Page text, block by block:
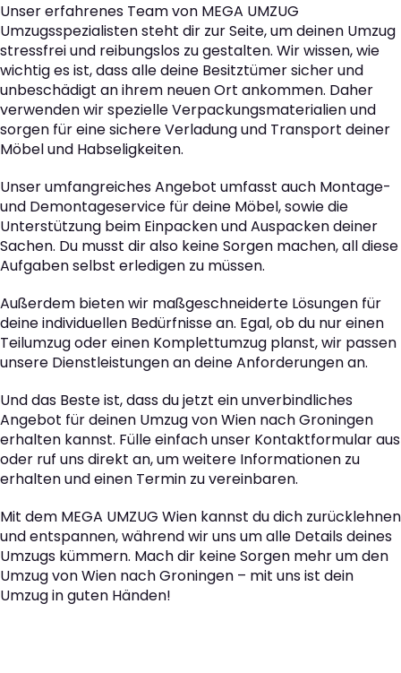
Unser erfahrenes Team von MEGA UMZUG
Umzugsspezialisten steht dir zur Seite, um deinen Umzug
stressfrei und reibungslos zu gestalten. Wir wissen, wie
wichtig es ist, dass alle deine Besitztümer sicher und
unbeschädigt an ihrem neuen Ort ankommen. Daher
verwenden wir spezielle Verpackungsmaterialien und
sorgen für eine sichere Verladung und Transport deiner
Möbel und Habseligkeiten.
Unser umfangreiches Angebot umfasst auch Montage-
und Demontageservice für deine Möbel, sowie die
Unterstützung beim Einpacken und Auspacken deiner
Sachen. Du musst dir also keine Sorgen machen, all diese
Aufgaben selbst erledigen zu müssen.
Außerdem bieten wir maßgeschneiderte Lösungen für
deine individuellen Bedürfnisse an. Egal, ob du nur einen
Teilumzug oder einen Komplettumzug planst, wir passen
unsere Dienstleistungen an deine Anforderungen an.
Und das Beste ist, dass du jetzt ein unverbindliches
Angebot für deinen Umzug von Wien nach Groningen
erhalten kannst. Fülle einfach unser Kontaktformular aus
oder ruf uns direkt an, um weitere Informationen zu
erhalten und einen Termin zu vereinbaren.
Mit dem MEGA UMZUG Wien kannst du dich zurücklehnen
und entspannen, während wir uns um alle Details deines
Umzugs kümmern. Mach dir keine Sorgen mehr um den
Umzug von Wien nach Groningen – mit uns ist dein
Umzug in guten Händen!